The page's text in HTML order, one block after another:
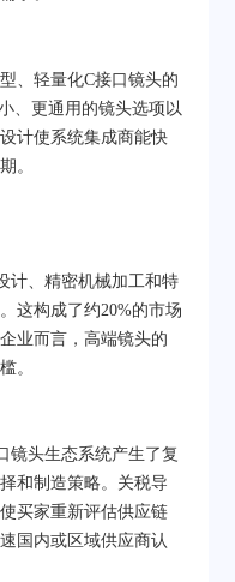
、轻量化C接口镜头的
、更通用的镜头选项以
计使系统集成商能快
。
计、精密机械加工和特
这构成了约20%的市场
业而言，高端镜头的
。
镜头生态系统产生了复
和制造策略。关税导
买家重新评估供应链
国内或区域供应商认